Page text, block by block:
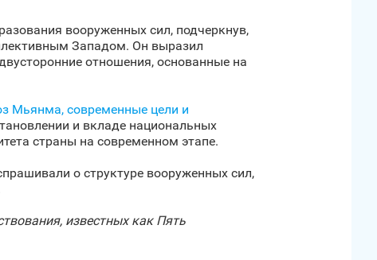
вооруженных сил, подчеркнув,
Западом. Он выразил
отношения, основанные на
Мьянма, современные цели и
и вкладе национальных
страны на современном этапе.
о структуре вооруженных сил,
известных как Пять